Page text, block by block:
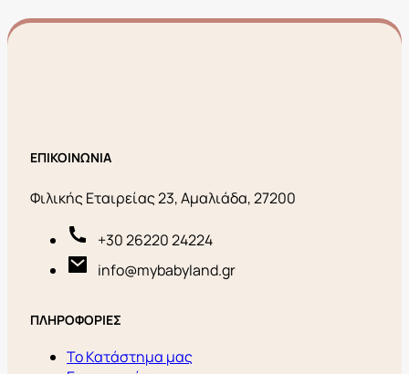
ΕΠΙΚΟΙΝΩΝΙΑ
Φιλικής Εταιρείας 23, Αμαλιάδα, 27200
+30 26220 24224
info@mybabyland.gr
ΠΛΗΡΟΦΟΡΙΕΣ
Το Κατάστημα μας